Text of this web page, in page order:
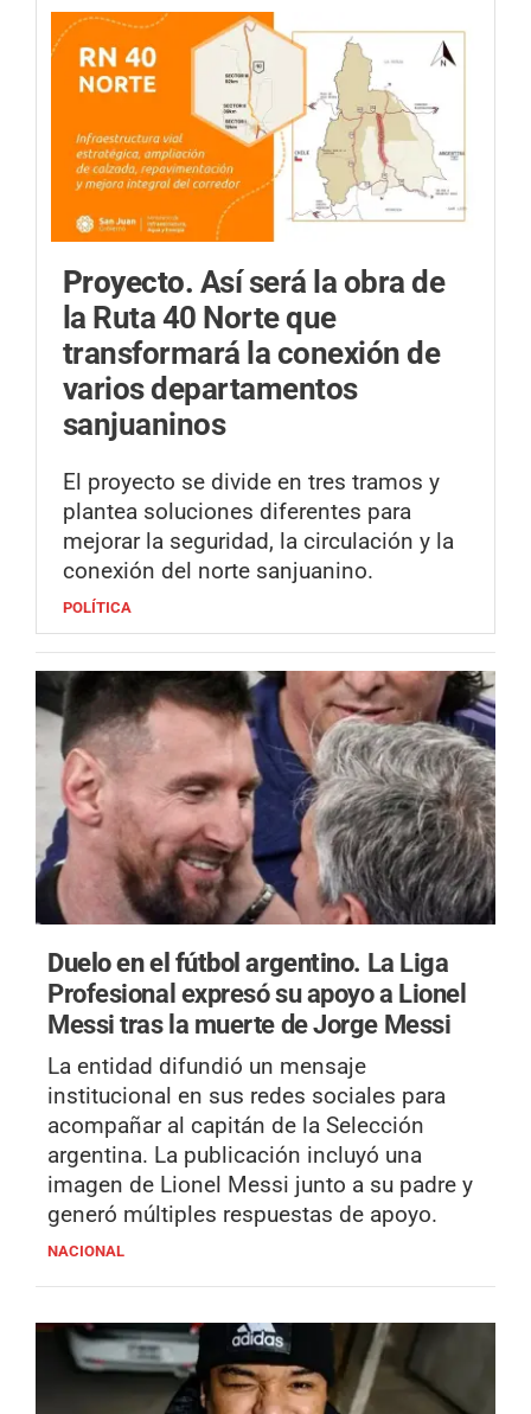
Proyecto. Así será la obra de
la Ruta 40 Norte que
transformará la conexión de
varios departamentos
sanjuaninos
El proyecto se divide en tres tramos y
plantea soluciones diferentes para
mejorar la seguridad, la circulación y la
conexión del norte sanjuanino.
POLÍTICA
Duelo en el fútbol argentino. La Liga
Profesional expresó su apoyo a Lionel
Messi tras la muerte de Jorge Messi
La entidad difundió un mensaje
institucional en sus redes sociales para
acompañar al capitán de la Selección
argentina. La publicación incluyó una
imagen de Lionel Messi junto a su padre y
generó múltiples respuestas de apoyo.
NACIONAL